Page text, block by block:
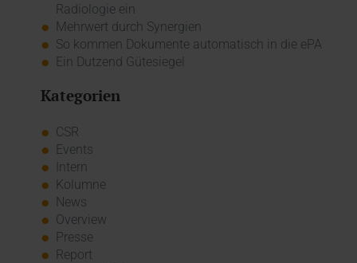
Radiologie ein
Mehrwert durch Synergien
So kommen Dokumente automatisch in die ePA
Ein Dutzend Gütesiegel
Kategorien
CSR
Events
Intern
Kolumne
News
Overview
Presse
Report